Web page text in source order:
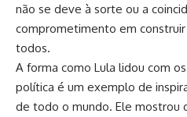
não se deve à sorte ou a
comprometimento em
todos.
A forma como Lula lidou com
política é um exemplo de
de todo o mundo. Ele mostrou